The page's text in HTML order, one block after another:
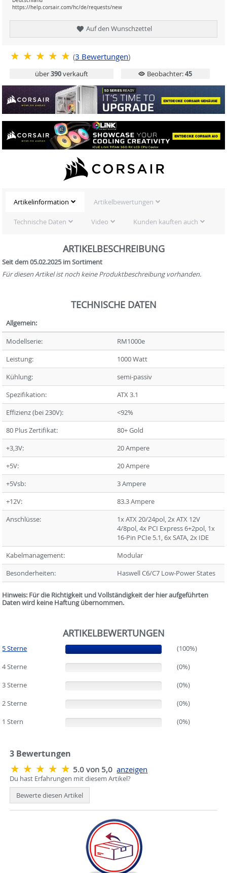
https://help.corsair.com/hc/de/requests/new
Auf den Wunschzettel
(3 Bewertungen)
über390verkauft Beobachter:45
Artikelinformation Artikelbewertungen
Technische Daten Video Kunden kauften auch
ARTIKELBESCHREIBUNG
Seit dem 05.02.2025 im Sortiment
Für diesen Artikel ist noch keine Produktbeschreibung vorhanden.
TECHNISCHE DATEN
Allgemein:
Modellserie:
RM1000e
Leistung:
1000 Watt
Kühlung:
semi-passiv
Spezifikation:
ATX 3.1
Effizienz (bei 230V):
<92%
80 Plus Zertifikat:
80+ Gold
+3,3V:
20 Ampere
+5V:
20 Ampere
+5Vsb:
3 Ampere
+12V:
83.3 Ampere
Anschlüsse:
1x ATX 20/24pol, 2x ATX 12V
4/8pol, 4x PCI Express 6+2pol, 1x
16-Pin PCIe 5.1, 6x SATA, 2x IDE
Kabelmanagement:
Modular
Besonderheiten:
Haswell C6/C7 Low-Power States
Hinweis: Für die Richtigkeit und Vollständigkeit der hier aufgeführten
Daten wird keine Haftung übernommen.
ARTIKELBEWERTUNGEN
5 Sterne (100%)
(100%)
4 Sterne
(0%)
3 Sterne
(0%)
2 Sterne
(0%)
1 Stern
(0%)
3 Bewertungen
5.0 von 5,0 anzeigen
Du hast Erfahrungen mit diesem Artikel?
Bewerte diesen Artikel